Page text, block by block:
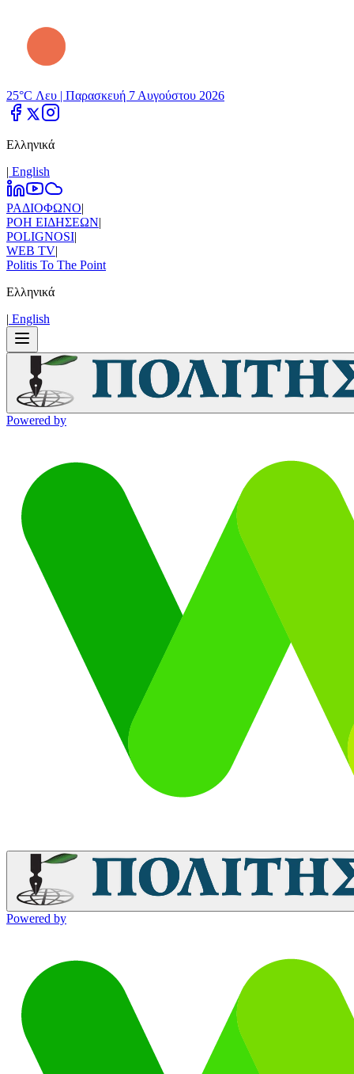
25°C Λευ | Παρασκευή 7 Αυγούστου 2026
Ελληνικά
| Εnglish
ΡΑΔΙΟΦΩΝΟ|
ΡΟΗ ΕΙΔΗΣΕΩΝ|
POLIGNOSI|
WEB TV|
Politis To The Point
Ελληνικά
| Εnglish
Powered by
Powered by